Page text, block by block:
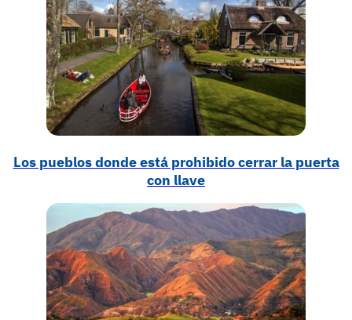
Los pueblos donde está prohibido cerrar la puerta
con llave